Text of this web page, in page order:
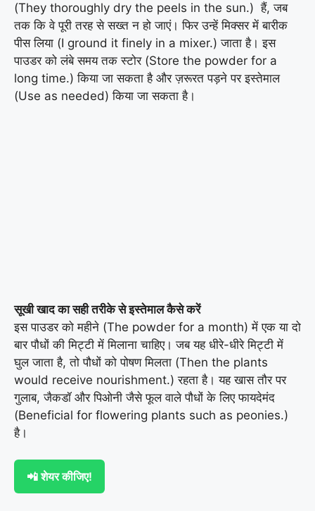
(They thoroughly dry the peels in the sun.) हैं, जब
तक कि वे पूरी तरह से सख्त न हो जाएं। फिर उन्हें मिक्सर में बारीक
पीस लिया (I ground it finely in a mixer.) जाता है। इस
पाउडर को लंबे समय तक स्टोर (Store the powder for a
long time.) किया जा सकता है और ज़रूरत पड़ने पर इस्तेमाल
(Use as needed) किया जा सकता है।
सूखी खाद का सही तरीके से इस्तेमाल कैसे करें
इस पाउडर को महीने (The powder for a month) में एक या दो
बार पौधों की मिट्टी में मिलाना चाहिए। जब ​​यह धीरे-धीरे मिट्टी में
घुल जाता है, तो पौधों को पोषण मिलता (Then the plants
would receive nourishment.) रहता है। यह खास तौर पर
गुलाब, जैकडॉ और पिओनी जैसे फूल वाले पौधों के लिए फायदेमंद
(Beneficial for flowering plants such as peonies.)
है।
📲 शेयर कीजिए!